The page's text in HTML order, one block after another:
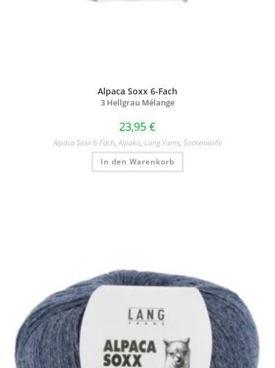
Alpaca Soxx 6-Fach
3 Hellgrau Mélange
23,95 €
Alpaca Soxx 6-Fach,Alpaka, Lang Yarns, Sockenwolle
In den Warenkorb